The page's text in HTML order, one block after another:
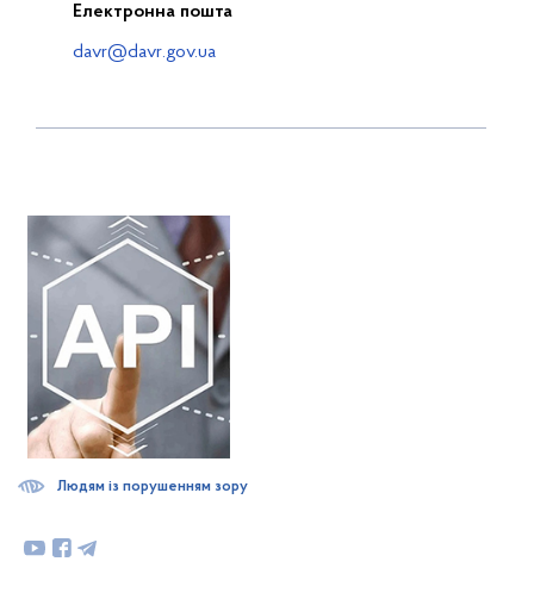
Електронна пошта
davr@davr.gov.ua
Людям із порушенням зору